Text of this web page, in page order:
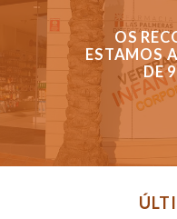
OS
ESTAMOS
DE